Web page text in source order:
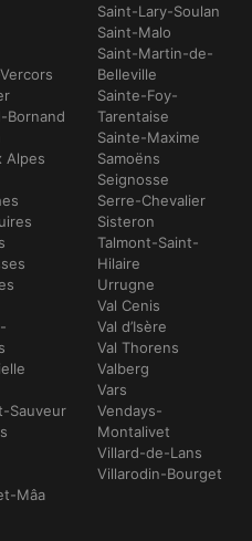
Bornand
Alpes
Sauveur
Mâa
Saint-Lary-Soulan
Saint-Malo
Saint-Martin-de-
Belleville
Sainte-Foy-
Tarentaise
Sainte-Maxime
Samoëns
Seignosse
Serre-Chevalier
Sisteron
Talmont-Saint-
Hilaire
Urrugne
Val Cenis
Val d’Isère
Val Thorens
Valberg
Vars
Vendays-
Montalivet
Villard-de-Lans
Villarodin-Bourget